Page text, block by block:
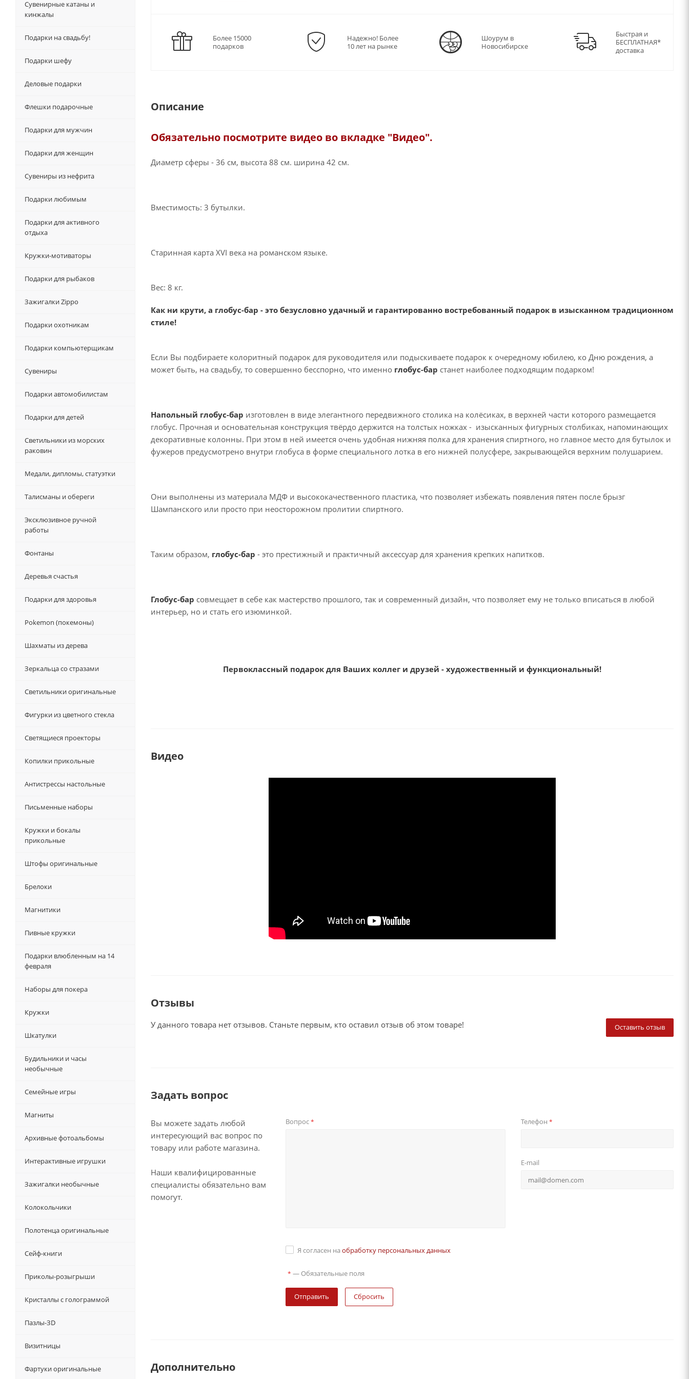
Более 15000
подарков
Надежно! Более
10 лет на рынке
Шоурум в
Новосибирске
Быстрая и
БЕСПЛАТНАЯ*
доставка
Описание
Обязательно посмотрите видео во вкладке "Видео".
Диаметр сферы - 36 см, высота 88 см. ширина 42 см.
Вместимость: 3 бутылки.
Старинная карта XVI века на романском языке.
Вес: 8 кг.
Как ни крути, а глобус-бар - это безусловно удачный и гарантированно востребованный подарок в изысканном традиционном
стиле!
Если Вы подбираете колоритный подарок для руководителя или подыскиваете подарок к очередному юбилею, ко Дню рождения, а
может быть, на свадьбу, то совершенно бесспорно, что именно глобус-бар станет наиболее подходящим подарком!
Напольный глобус-бар изготовлен в виде элегантного передвижного столика на колёсиках, в верхней части которого размещается
глобус. Прочная и основательная конструкция твёрдо держится на толстых ножках - изысканных фигурных столбиках, напоминающих
декоративные колонны. При этом в ней имеется очень удобная нижняя полка для хранения спиртного, но главное место для бутылок и
фужеров предусмотрено внутри глобуса в форме специального лотка в его нижней полусфере, закрывающейся верхним полушарием.
Они выполнены из материала МДФ и высококачественного пластика, что позволяет избежать появления пятен после брызг
Шампанского или просто при неосторожном пролитии спиртного.
Таким образом, глобус-бар - это престижный и практичный аксессуар для хранения крепких напитков.
Глобус-бар совмещает в себе как мастерство прошлого, так и современный дизайн, что позволяет ему не только вписаться в любой
интерьер, но и стать его изюминкой.
Первоклассный подарок для Ваших коллег и друзей - художественный и функциональный!
Видео
Отзывы
Оставить отзыв
У данного товара нет отзывов. Станьте первым, кто оставил отзыв об этом товаре!
Задать вопрос
Вы можете задать любой
интересующий вас вопрос по
товару или работе магазина.
Наши квалифицированные
специалисты обязательно вам
помогут.
Вопрос* Телефон *
E-mail
Я согласен на обработку персональных данных
* — Обязательные поля
Сбросить
Дополнительно
Сувенирные катаны и
кинжалы
Подарки на свадьбу!
Подарки шефу
Деловые подарки
Флешки подарочные
Подарки для мужчин
Подарки для женщин
Сувениры из нефрита
Подарки любимым
Подарки для активного
отдыха
Кружки-мотиваторы
Подарки для рыбаков
Зажигалки Zippo
Подарки охотникам
Подарки компьютерщикам
Сувениры
Подарки автомобилистам
Подарки для детей
Светильники из морских
раковин
Медали, дипломы, статуэтки
Талисманы и обереги
Эксклюзивное ручной
работы
Фонтаны
Деревья счастья
Подарки для здоровья
Pokemon (покемоны)
Шахматы из дерева
Зеркальца со стразами
Светильники оригинальные
Фигурки из цветного стекла
Светящиеся проекторы
Копилки прикольные
Антистрессы настольные
Письменные наборы
Кружки и бокалы
прикольные
Штофы оригинальные
Брелоки
Магнитики
Пивные кружки
Подарки влюбленным на 14
февраля
Наборы для покера
Кружки
Шкатулки
Будильники и часы
необычные
Семейные игры
Магниты
Архивные фотоальбомы
Интерактивные игрушки
Зажигалки необычные
Колокольчики
Полотенца оригинальные
Сейф-книги
Приколы-розыгрыши
Кристаллы с голограммой
Пазлы-ЗD
Визитницы
Фартуки оригинальные